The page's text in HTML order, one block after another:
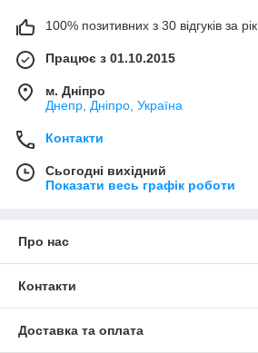
100% позитивних з 30 відгуків за рік
Працює з 01.10.2015
м. Дніпро
Днепр, Дніпро, Україна
Контакти
Сьогодні вихідний
Показати весь графік роботи
Про нас
Контакти
Доставка та оплата